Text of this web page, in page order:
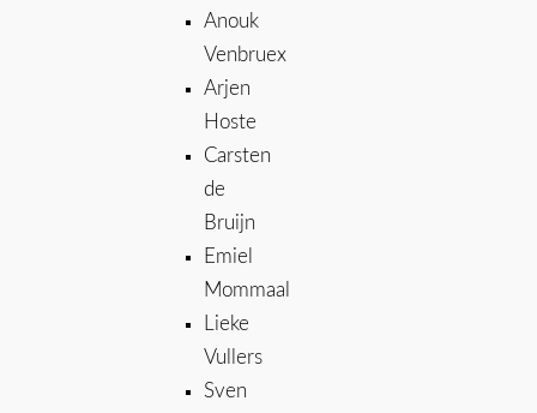
Anouk
Venbruex
Arjen
Hoste
Carsten
de
Bruijn
Emiel
Mommaal
Lieke
Vullers
Sven